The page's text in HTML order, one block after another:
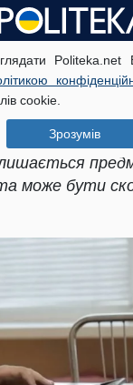
Politeka.net
cookie.
Зрозумів
тарифів на
на
може бути